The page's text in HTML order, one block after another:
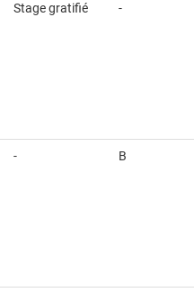
Stage gratifié -
- B